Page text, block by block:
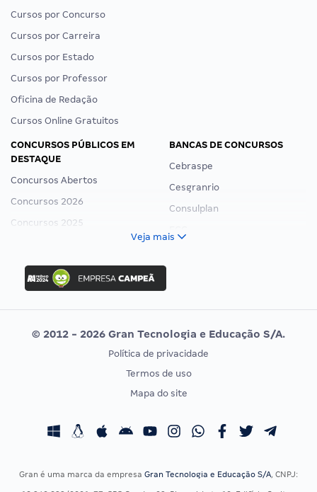
Cursos por Concurso
Cursos por Carreira
Cursos por Estado
Cursos por Professor
Oficina de Redação
Cursos Online Gratuitos
CONCURSOS PÚBLICOS EM
DESTAQUE
Concursos Abertos
Concursos 2026
Concursos 2025
Concurso Ibama
Concurso MPU
Editais publicados
BANCAS DE CONCURSOS
Cebraspe
Cesgranrio
Consulplan
Vunesp
CONCURSOS POR PROFISSÃO
Concursos Fiscais
EXAME DE ORDEM
Calendário OAB
Veja mais
© 2012 - 2026 Gran Tecnologia e Educação S/A.
Política de privacidade
Termos de uso
Mapa do site
Gran é uma marca da empresa Gran Tecnologia e Educação S/A, CNPJ: